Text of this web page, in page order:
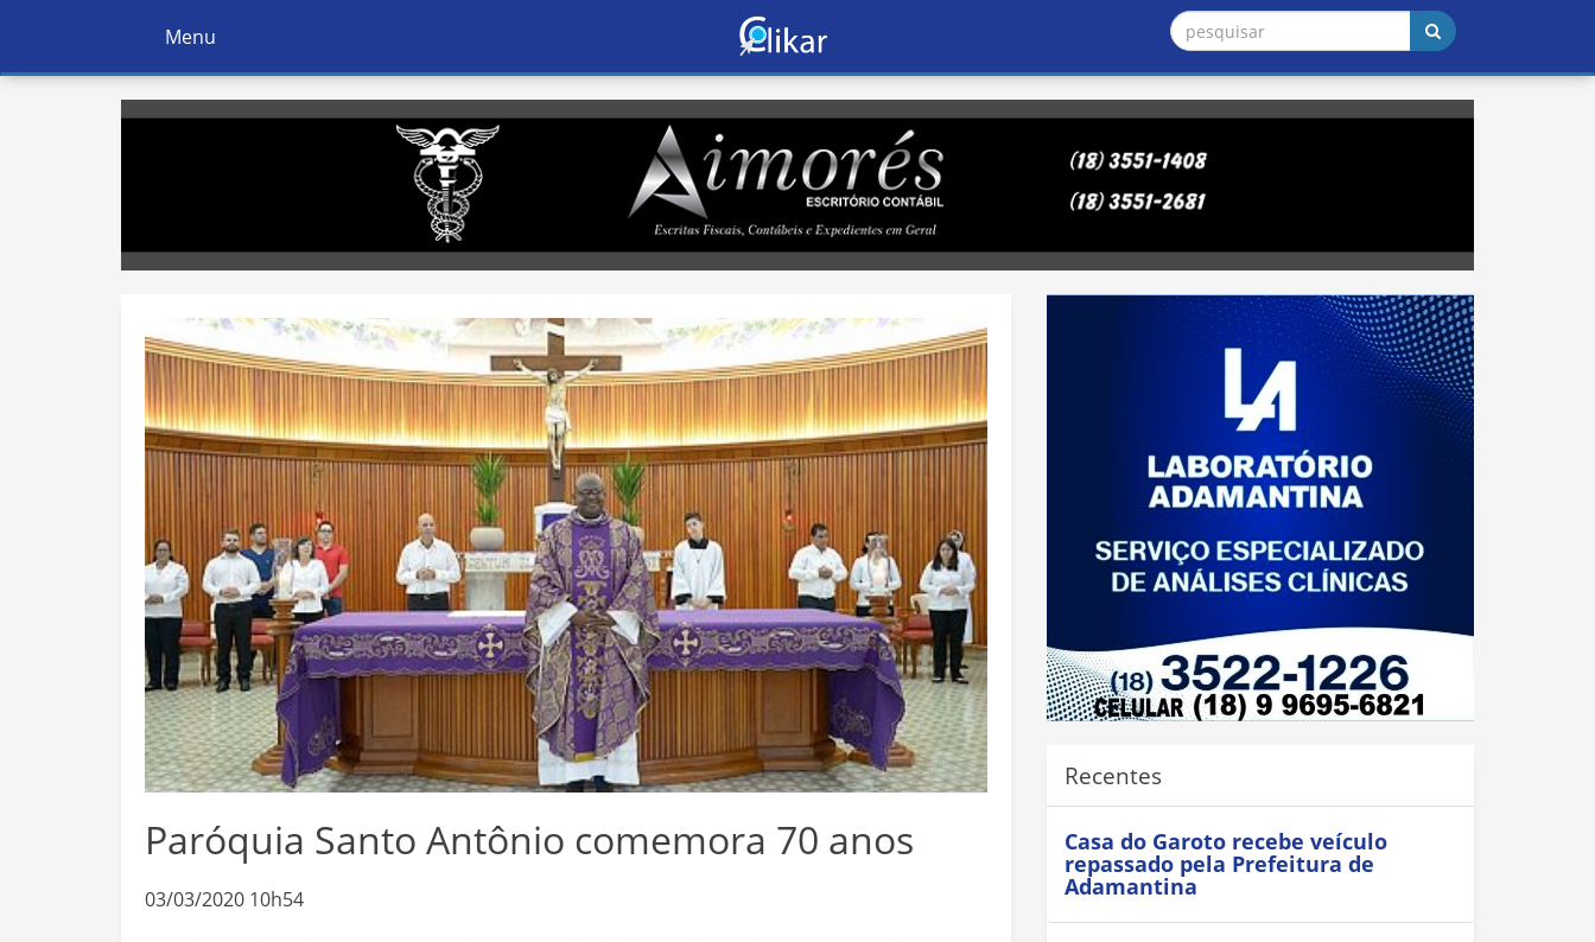
Ativar
Navegação
Menu
Paróquia Santo Antônio comemora 70 anos
03/03/2020 10h54
Recentes
Casa do Garoto recebe veículo
repassado pela Prefeitura de
Adamantina